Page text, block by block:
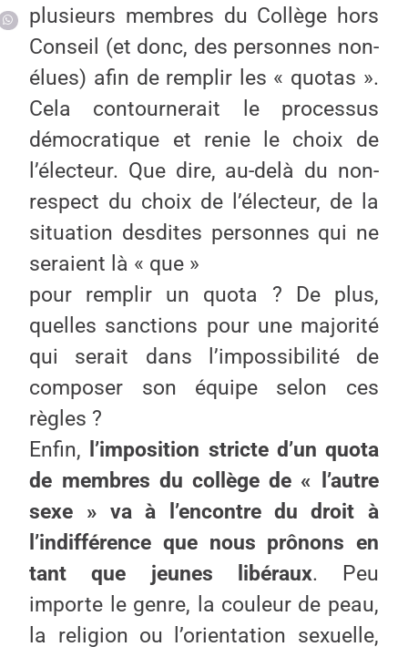
plusieurs membres du Collège hors
Conseil (et donc, des personnes non-
élues) afin de remplir les « quotas ».
Cela contournerait le processus
démocratique et renie le choix de
l’électeur. Que dire, au-delà du non-
respect du choix de l’électeur, de la
situation desdites personnes qui ne
seraient là « que »
pour remplir un quota ? De plus,
quelles sanctions pour une majorité
qui serait dans l’impossibilité de
composer son équipe selon ces
règles ?
Enfin,
l’imposition stricte d’un quota
de membres du collège de « l’autre
sexe » va à l’encontre du droit à
l’indifférence que nous prônons en
tant que jeunes libéraux. Peu
importe le genre, la couleur de peau,
la religion ou l’orientation sexuelle,